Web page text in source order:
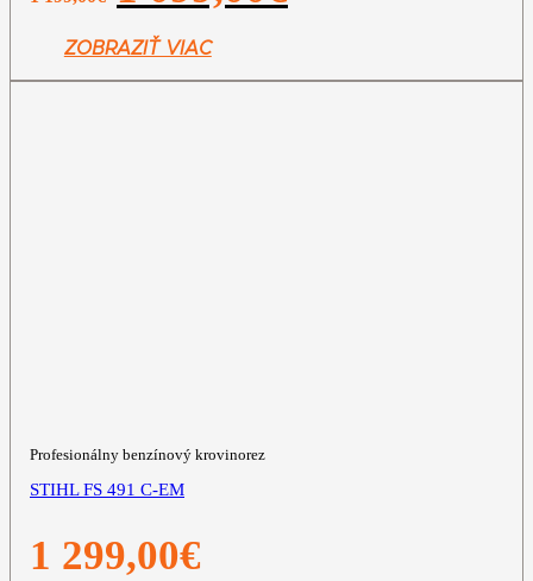
1
199,00€.
ZOBRAZIŤ VIAC
Profesionálny benzínový krovinorez
STIHL FS 491 C-EM
1 299,00€